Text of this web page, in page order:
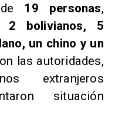
19 personas,
2 bolivianos, 5
un chino y un
las autoridades,
extranjeros
situación